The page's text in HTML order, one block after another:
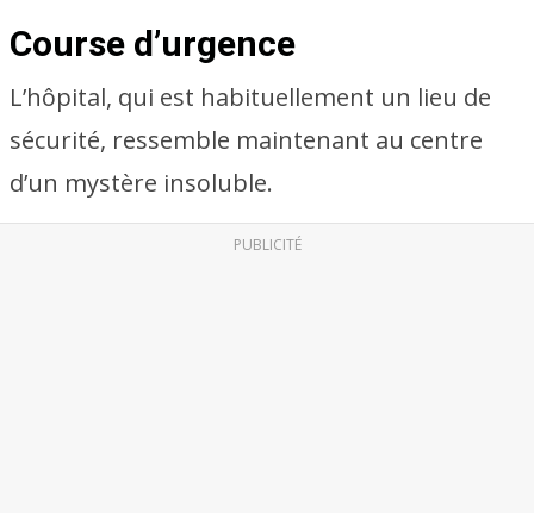
Course d’urgence
L’hôpital, qui est habituellement un lieu de
sécurité, ressemble maintenant au centre
d’un mystère insoluble.
PUBLICITÉ